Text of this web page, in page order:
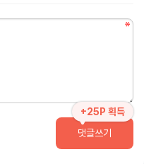
+25P 획득
댓글쓰기